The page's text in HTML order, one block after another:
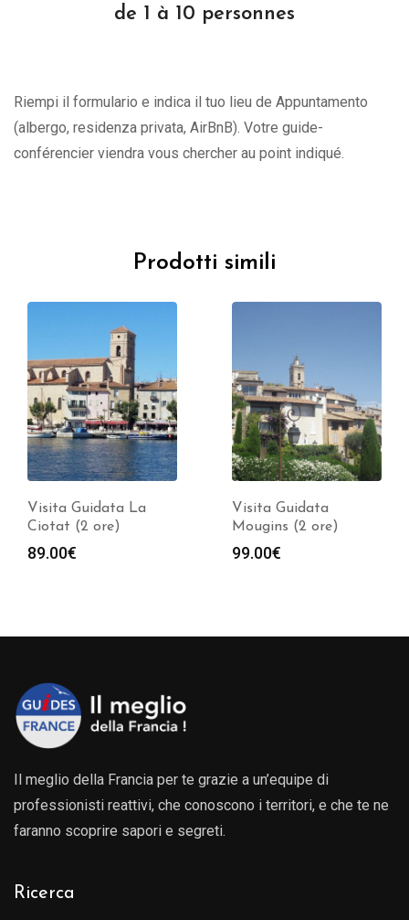
de 1 à 10 personnes
Riempi il formulario e indica il tuo lieu de Appuntamento
(albergo, residenza privata, AirBnB). Votre guide-
conférencier viendra vous chercher au point indiqué.
Prodotti simili
Visita Guidata La
Ciotat (2 ore)
89.00€
Visita Guidata
Mougins (2 ore)
99.00€
Il meglio della Francia per te grazie a un’equipe di
professionisti reattivi, che conoscono i territori, e che te ne
faranno scoprire sapori e segreti.
Ricerca